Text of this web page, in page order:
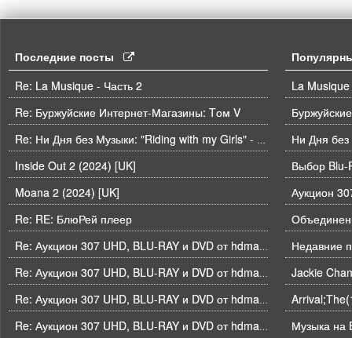
Последние посты
Re: La Musique - Часть 2
Re: Буржуйские Интернет-Магазины: Tом V
Inside Out 2 (2024) [UK]
Moana 2 (2024) [UK]
Re: RE: БлюРей плеер
La
Ни Дня
Выбор Blu-
Недавние
Музыка на